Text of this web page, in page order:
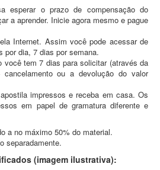
esperar o prazo de compensação do
a aprender. Inicie agora mesmo e pague
Internet. Assim você pode acessar de
por dia, 7 dias por semana.
você tem 7 dias para solicitar (através da
ou a devolução do valor
impressos e receba em casa. Os
em papel de gramatura diferente e
a no máximo 50% do material.
separadamente.
(imagem ilustrativa):